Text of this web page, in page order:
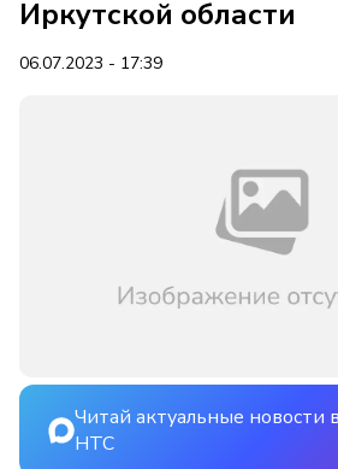
Иркутской области
06.07.2023 - 17:39
Читай актуальные новости
НТС